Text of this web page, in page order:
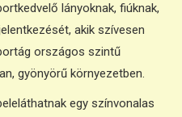
lányoknak, fiúknak,
akik szívesen
országos szintű
gyönyörű környezetben.
egy színvonalas